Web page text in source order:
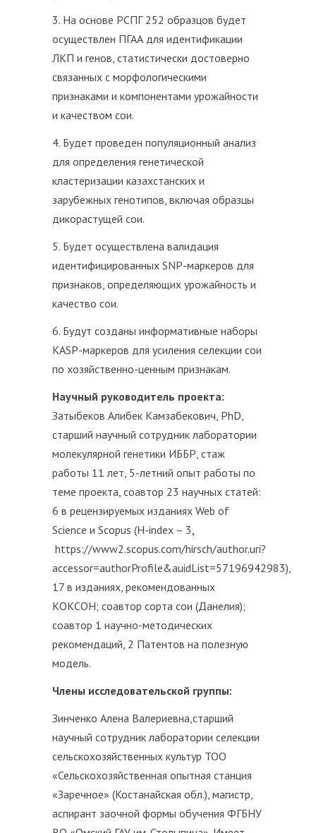
3. На основе РСПГ 252 образцов будет
осуществлен ПГАА для идентификации
ЛКП и генов, статистически достоверно
связанных с морфологическими
признаками и компонентами урожайности
и качеством сои.
4. Будет проведен популяционный анализ
для определения генетической
кластеризации казахстанских и
зарубежных генотипов, включая образцы
дикорастущей сои.
5. Будет осуществлена валидация
идентифицированных SNP-маркеров для
признаков, определяющих урожайность и
качество сои.
6. Будут созданы информативные наборы
KASP-маркеров для усиления селекции сои
по хозяйственно-ценным признакам.
Научный руководитель проекта:
Затыбеков Алибек Камзабекович, PhD,
старший научный сотрудник лаборатории
молекулярной генетики ИББР, стаж
работы 11 лет, 5-летний опыт работы по
теме проекта, соавтор 23 научных статей:
6 в рецензируемых изданиях Web of
Science и Scopus (H-index – 3,
https://www2.scopus.com/hirsch/author.uri?
accessor=authorProfile&auidList=57196942983),
17 в изданиях, рекомендованных
КOКСОН; соавтор сорта сои (Данелия);
соавтор 1 научно-методических
рекомендаций, 2 Патентов на полезную
модель.
Члены исследовательской группы:
Зинченко Алена Валериевна,старший
научный сотрудник лаборатории селекции
сельскохозяйственных культур ТОО
«Сельскохозяйственная опытная станция
«Заречное» (Костанайская обл.), магистр,
аспирант заочной формы обучения ФГБНУ